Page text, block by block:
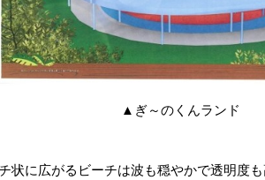
▲ぎ～のくんランド
状に広がるビーチは波も穏やかで透明度